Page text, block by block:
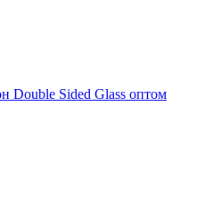
Double Sided Glass оптом